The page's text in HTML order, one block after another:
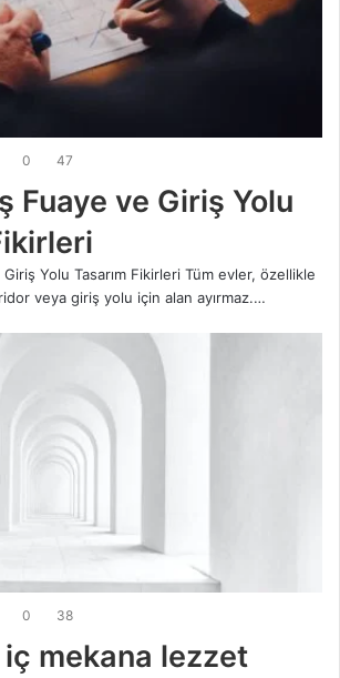
0 47
Fuaye ve Giriş Yolu
Yolu Tasarım Fikirleri Tüm evler, özellikle
veya giriş yolu için alan ayırmaz.…
0 38
mekana lezzet